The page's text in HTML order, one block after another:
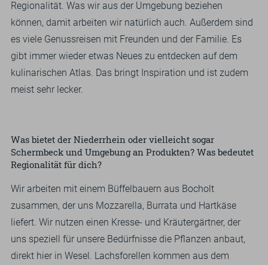
Regionalität. Was wir aus der Umgebung beziehen
können, damit arbeiten wir natürlich auch. Außerdem sind
es viele Genussreisen mit Freunden und der Familie. Es
gibt immer wieder etwas Neues zu entdecken auf dem
kulinarischen Atlas. Das bringt Inspiration und ist zudem
meist sehr lecker.
Was bietet der Niederrhein oder vielleicht sogar
Schermbeck und Umgebung an Produkten? Was bedeutet
Regionalität für dich?
Wir arbeiten mit einem Büffelbauern aus Bocholt
zusammen, der uns Mozzarella, Burrata und Hartkäse
liefert. Wir nutzen einen Kresse- und Kräutergärtner, der
uns speziell für unsere Bedürfnisse die Pflanzen anbaut,
direkt hier in Wesel. Lachsforellen kommen aus dem